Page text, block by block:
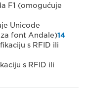
F1 (omogućuje
Unicode
za font Andale)14
s RFID ili
s RFID ili